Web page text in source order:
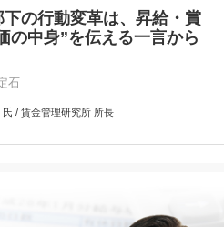
の行動変革は、昇給・賞
の中身”を伝える一言から
石
氏 / 賃金管理研究所 所長